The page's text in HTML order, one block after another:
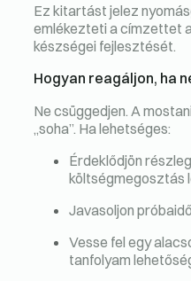
Ez kitartást jelez
emlékezteti a címzettet
készségei fejlesztését.
Hogyan reagáljon, ha
Ne csüggedjen. A
„soha”. Ha lehetséges:
Érdeklődjön
költségmegosztás
Javasoljon
Vesse fel egy
tanfolyam